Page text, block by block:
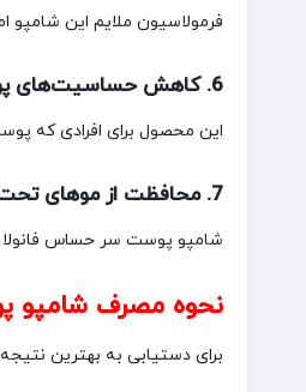
فرمولاسیون ملایم این شامپو
6. کاهش حساسیت‌های پوستی
این محصول برای افرادی که
7. محافظت از موهای تحت درمان
شامپو پوست سر حساس فانولا
نحوه مصرف شامپو
برای دستیابی به بهترین